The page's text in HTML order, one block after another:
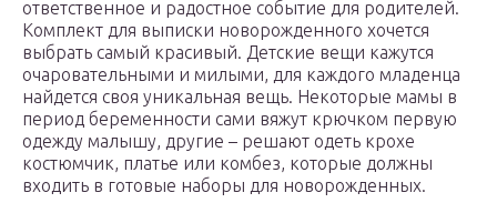
ответственное и радостное событие для родителей.
Комплект для выписки новорожденного хочется
выбрать самый красивый. Детские вещи кажутся
очаровательными и милыми, для каждого младенца
найдется своя уникальная вещь. Некоторые мамы в
период беременности сами вяжут крючком первую
одежду малышу, другие – решают одеть крохе
костюмчик, платье или комбез, которые должны
входить в готовые наборы для новорожденных.